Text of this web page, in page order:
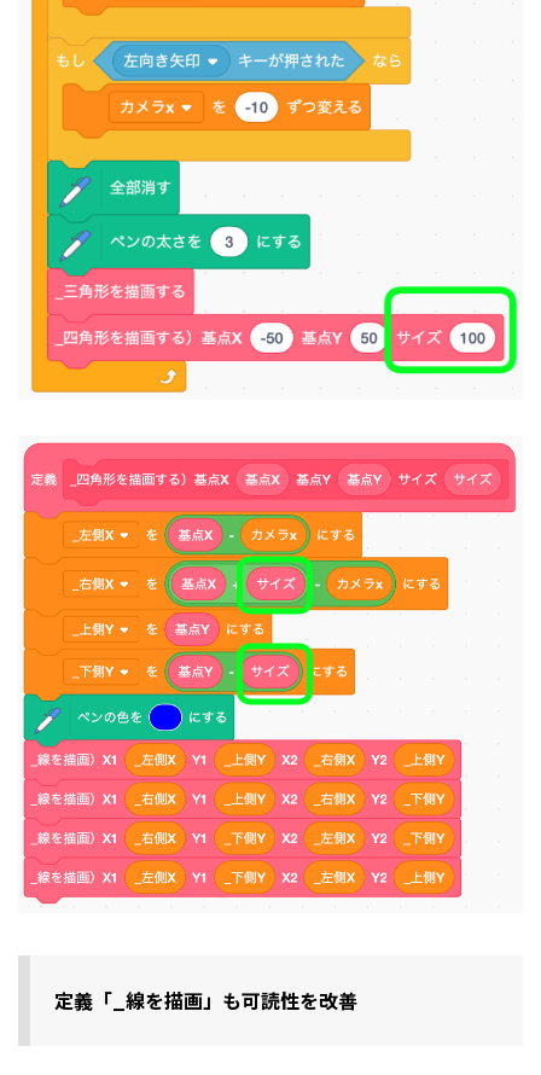
定義「_線を描画」も可読性を改善